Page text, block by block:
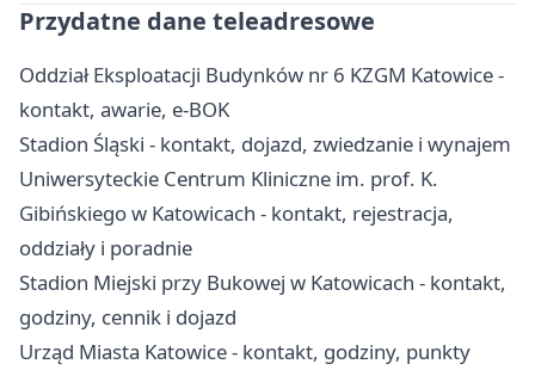
Przydatne dane teleadresowe
Oddział Eksploatacji Budynków nr 6 KZGM Katowice -
kontakt, awarie, e-BOK
Stadion Śląski - kontakt, dojazd, zwiedzanie i wynajem
Uniwersyteckie Centrum Kliniczne im. prof. K.
Gibińskiego w Katowicach - kontakt, rejestracja,
oddziały i poradnie
Stadion Miejski przy Bukowej w Katowicach - kontakt,
godziny, cennik i dojazd
Urząd Miasta Katowice - kontakt, godziny, punkty